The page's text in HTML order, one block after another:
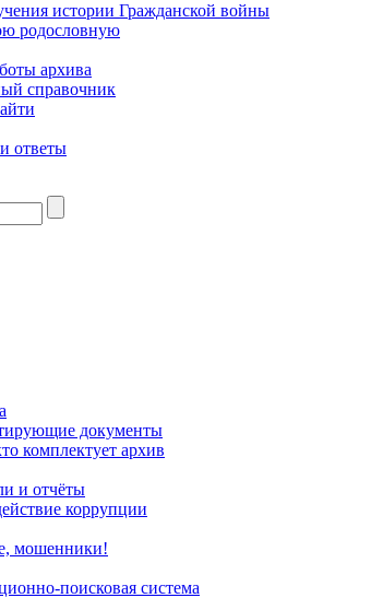
истории Гражданской войны
родословную
архива
справочник
ответы
документы
комплектует архив
и отчёты
коррупции
мошенники!
поисковая система